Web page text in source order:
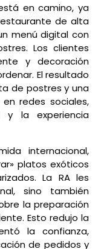
en camino, ya
de alta
menú digital con
Los clientes
y decoración
El resultado
de postres y una
redes sociales,
y la experiencia
internacional,
platos exóticos
La RA les
sino también
la preparación
Esto redujo la
la confianza,
de pedidos y